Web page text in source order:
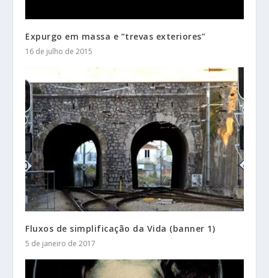
Expurgo em massa e “trevas exteriores”
16 de julho de 2015
Fluxos de simplificação da Vida (banner 1)
5 de janeiro de 2017